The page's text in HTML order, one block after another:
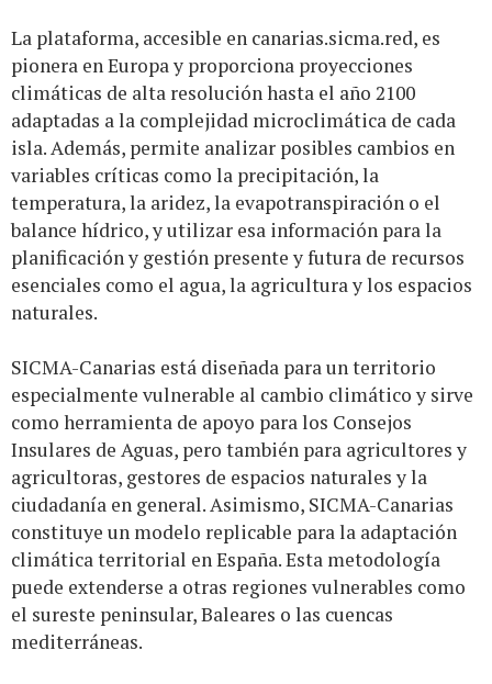
La plataforma, accesible en canarias.sicma.red, es
pionera en Europa y proporciona proyecciones
climáticas de alta resolución hasta el año 2100
adaptadas a la complejidad microclimática de cada
isla. Además, permite analizar posibles cambios en
variables críticas como la precipitación, la
temperatura, la aridez, la evapotranspiración o el
balance hídrico, y utilizar esa información para la
planificación y gestión presente y futura de recursos
esenciales como el agua, la agricultura y los espacios
naturales.
SICMA-Canarias está diseñada para un territorio
especialmente vulnerable al cambio climático y sirve
como herramienta de apoyo para los Consejos
Insulares de Aguas, pero también para agricultores y
agricultoras, gestores de espacios naturales y la
ciudadanía en general. Asimismo, SICMA-Canarias
constituye un modelo replicable para la adaptación
climática territorial en España. Esta metodología
puede extenderse a otras regiones vulnerables como
el sureste peninsular, Baleares o las cuencas
mediterráneas.